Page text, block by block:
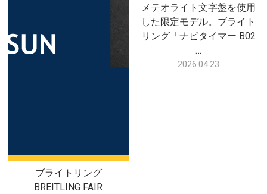
ブライトリング
BREITLING FAIR
メテオライト文字盤を使用
した限定モデル。ブライト
リング「ナビタイマー B02
…
2026.04.23